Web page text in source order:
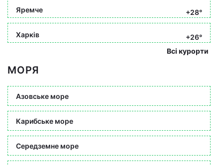
Яремче +28°
Харків
+26°
Всі курорти
МОРЯ
Азовське море
Карибське море
Середземне море